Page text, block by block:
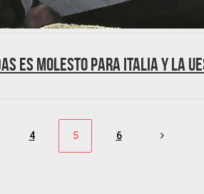
es molesto para Italia y la
4 5 6